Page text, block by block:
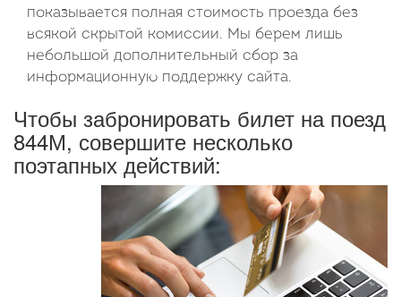
показывается полная стоимость проезда без
всякой скрытой комиссии. Мы берем лишь
небольшой дополнительный сбор за
информационную поддержку сайта.
Чтобы забронировать билет на поезд
844М, совершите несколько
поэтапных действий: